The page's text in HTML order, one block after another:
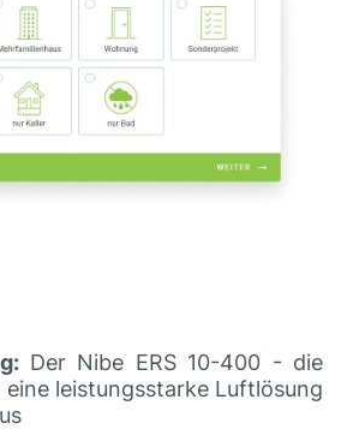
Der Nibe ERS 10-400 - die
leistungsstarke Luftlösung